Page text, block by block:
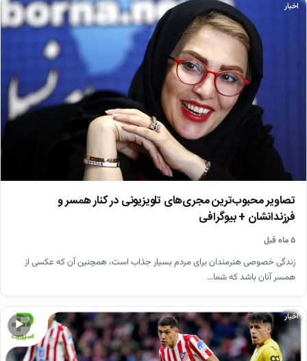
اخبار
تصاویر محبوب‌ترین مجری‌های تلویزیونی در کنار همسر و
فرزندانشان + بیوگرافی
۵ ماه قبل
زندگی خصوصی هنرمندان برای مردم بسیار جذاب است، همچنین آن که عکسی از
همسر آنان باشد که شما…
▶
اخبار